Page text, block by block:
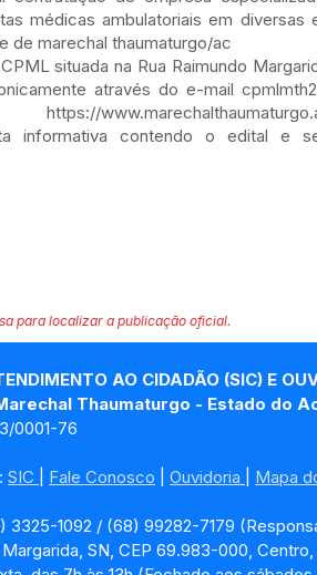
médicas ambulatoriais em diversas
de marechal thaumaturgo/ac
situada na Rua Raimundo
através do e-mail
https://
informativa contendo o edital e
para localizar a publicação oficial.
AO CIDADÃO (SIC) E
Thaumaturgo - Estado do
0001-76
SIC Fale Conosco Ouvidoria Mapa
3325-1092 / (68) 99282-7179
Margarida, SN, CEP 69.983-000,